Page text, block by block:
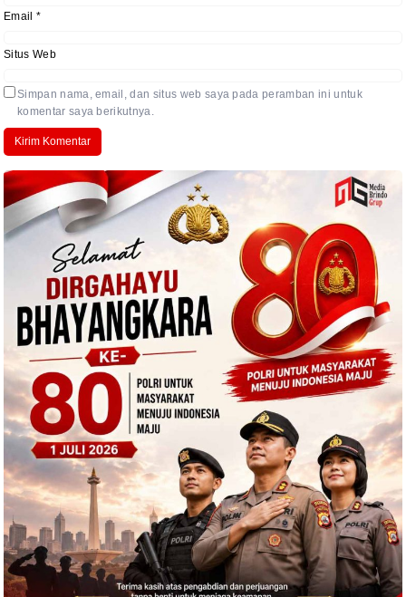
Email *
Situs Web
Simpan nama, email, dan situs web saya pada peramban ini untuk
komentar saya berikutnya.